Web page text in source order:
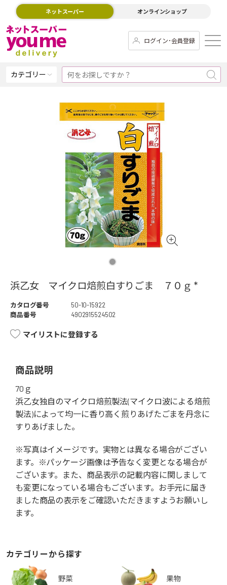
ネットスーパー オンラインショップ
ログイン･会員登録
カテゴリー
浜乙女 マイクロ焙煎白すりごま ７０ｇ *
カタログ番号
50-10-15922
商品番号
4902915524502
マイリストに登録する
商品説明
70ｇ
浜乙女独自のマイクロ焙煎製法(マイクロ波による焙煎
製法)によって均一に香り高く煎りあげたごまを丹念に
すりあげました。
※写真はイメージです。実物とは異なる場合がござい
ます。※パッケージ画像は予告なく変更となる場合が
ございます。また、商品表示の記載内容に関しまして
も変更になっている場合もございます。お手元に届き
ました商品の表示をご確認いただきますようお願いし
ます。
カテゴリーから探す